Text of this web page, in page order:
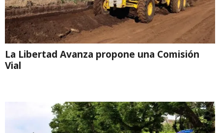
La Libertad Avanza propone una Comisión
Vial